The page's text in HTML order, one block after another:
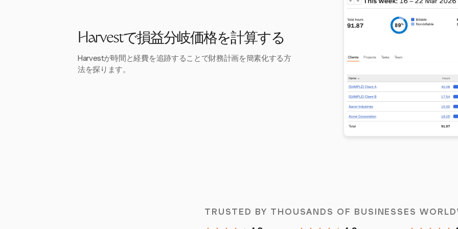
Harvestで損益分岐価格を計算する
Harvestが時間と経費を追跡することで財務計画を簡素化する方
法を探ります。
TRUSTED BY THOUSANDS OF BUSINESSES